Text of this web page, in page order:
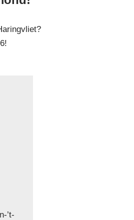
’t-